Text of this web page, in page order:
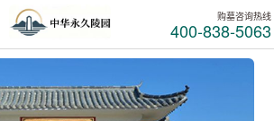
购墓咨询热线
400-838-5063